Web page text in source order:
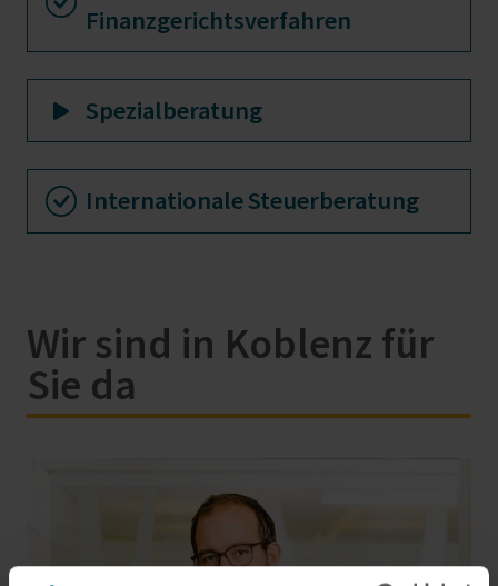
Finanzgerichtsverfahren
Spezialberatung
Internationale Steuerberatung
Wir sind in Koblenz für
Sie da